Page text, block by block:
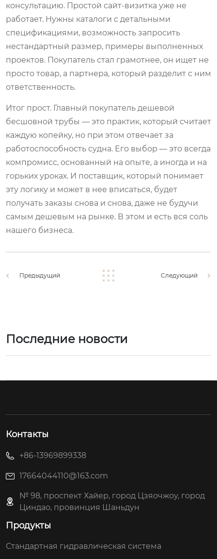
консультацию. Простой сайт-визитка уже не
работает. Нужны каталоги с детальными
спецификациями, возможность запросить
нестандартный размер, примеры выполненных
проектов. Покупатель стал грамотнее, он ищет не
просто товар, а партнера, который разделит с ним
ответственность.
Итог прост. Главный покупатель дешевой
бесшовной трубы — это практик, который считает
каждую копейку, но при этом отвечает за
работоспособность судна. Его выбор — это всегда
компромисс, основанный на опыте, а иногда и на
горьких уроках. И поставщик, который понимает
эту логику и может в нее вписаться, будет
получать заказы снова и снова, даже не будучи
самым дешевым на рынке. В этом и есть вся соль
нашего бизнеса.
Предыдущий Следующий
Последние новости
Контакты
+86-13969899338
17664044110@163.com
№ 98, проспект Хайер, город Цзяочжоу, город
Циндао, провинция Шаньдун
Продукты
Стандартная гидравлическая система